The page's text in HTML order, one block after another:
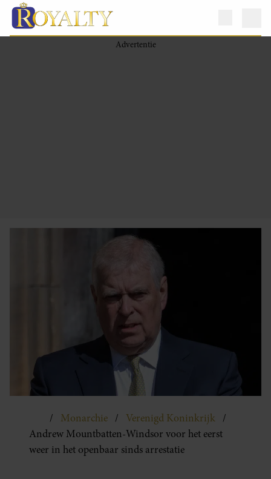
Monarchie
Verenigd Koninkrijk
Andrew Mountbatten-Windsor voor het eerst
weer in het openbaar sinds arrestatie